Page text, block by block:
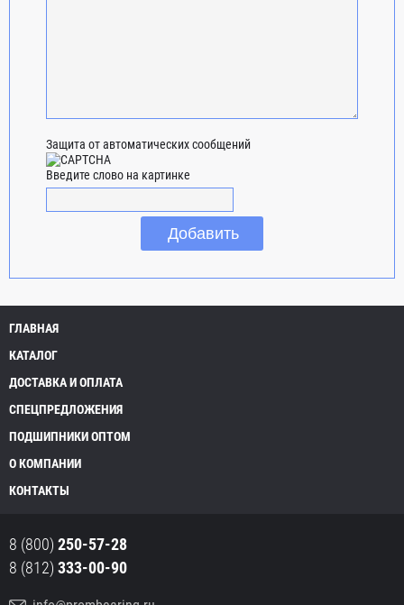
Защита от автоматических сообщений
Введите слово на картинке
ГЛАВНАЯ
КАТАЛОГ
ДОСТАВКА И ОПЛАТА
СПЕЦПРЕДЛОЖЕНИЯ
ПОДШИПНИКИ ОПТОМ
О КОМПАНИИ
КОНТАКТЫ
8 (800) 250-57-28
8 (812) 333-00-90